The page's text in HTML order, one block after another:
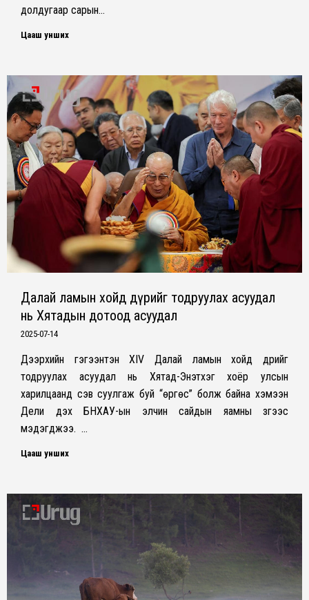
долдугаар сарын…
Цааш унших
Далай ламын хойд дүрийг тодруулах асуудал
нь Хятадын дотоод асуудал
2025-07-14
Дээрхийн гэгээнтэн XIV Далай ламын хойд дүрийг
тодруулах асуудал нь Хятад-Энэтхэг хоёр улсын
харилцаанд сэв суулгаж буй “өргөс” болж байна хэмээн
Дели дэх БНХАУ-ын элчин сайдын яамны зүгээс
мэдэгджээ. …
Цааш унших